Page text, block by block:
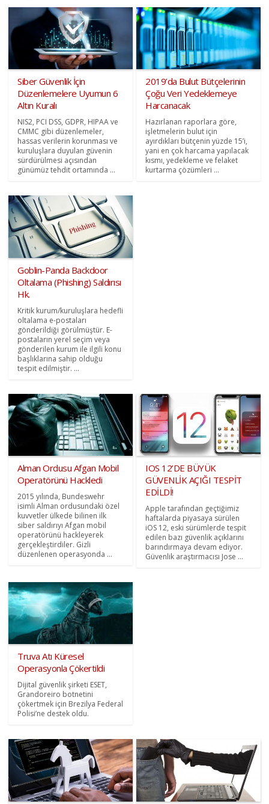
Siber Güvenlik İçin
Düzenlemelere Uyumun 6
Altın Kuralı
NIS2, PCI DSS, GDPR, HIPAA ve
CMMC gibi düzenlemeler,
hassas verilerin korunması ve
kuruluşlara duyulan güvenin
sürdürülmesi açısından
günümüz tehdit ortamında ...
2019’da Bulut Bütçelerinin
Çoğu Veri Yedeklemeye
Harcanacak
Hazırlanan raporlara göre,
işletmelerin bulut için
ayırdıkları bütçenin yüzde 15’i,
yani en çok harcama yapılacak
kısmı, yedekleme ve felaket
kurtarma çözümleri ...
Goblin-Panda Backdoor
Oltalama (Phishing) Saldırısı
Hk.
Kritik kurum/kuruluşlara hedefli
oltalama e-postaları
gönderildiği görülmüştür. E-
postaların yerel seçim veya
gönderilen kurum ile ilgili konu
başlıklarına sahip olduğu
tespit edilmiştir. ...
Alman Ordusu Afgan Mobil
Operatörünü Hackledi
2015 yılında, Bundeswehr
isimli Alman ordusundaki özel
kuvvetler ülkede bilinen ilk
siber saldırıyı Afgan mobil
operatörünü hackleyerek
gerçekleştirdiler. Gizli
düzenlenen operasyonda ...
IOS 12’DE BÜYÜK
GÜVENLİK AÇIĞI TESPİT
EDİLDİ!
Apple tarafından geçtiğimiz
haftalarda piyasaya sürülen
iOS 12, eski sürümlerde tespit
edilen bazı güvenlik açıklarını
barındırmaya devam ediyor.
Güvenlik araştırmacısı Jose ...
Truva Atı Küresel
Operasyonla Çökertildi
Dijital güvenlik şirketi ESET,
Grandoreiro botnetini
çökertmek için Brezilya Federal
Polisi’ne destek oldu.